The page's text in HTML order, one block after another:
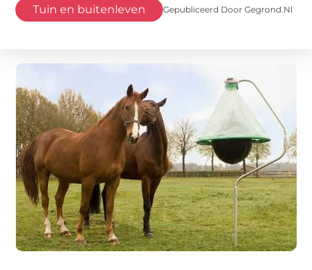
Tuin en buitenleven Gepubliceerd Door Gegrond.nl